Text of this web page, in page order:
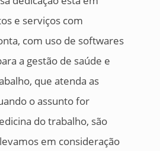
e serviços com
com uso de softwares
a gestão de saúde e
que atenda as
o assunto for
do trabalho, são
em consideração